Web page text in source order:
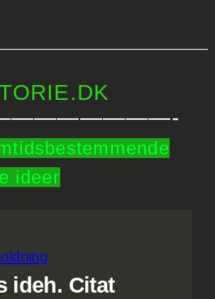
ideer
ideh. Citat